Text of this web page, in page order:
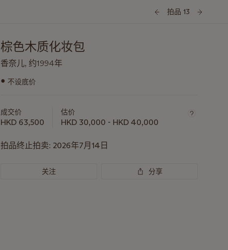
拍品 13
棕色木质化妆包
香奈儿, 约1994年
关
拍
重
● 不设底价
成交价
HKD 63,500
估价
HKD 30,000 - HKD 40,000
拍品终止拍卖: 2026年7月14日
关注 分享